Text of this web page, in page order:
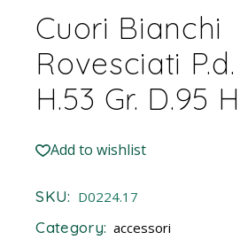
Cuori Bianchi
Rovesciati
H.53 Gr. D.95
Add to wishlist
SKU: D0224.17
Category: accessori